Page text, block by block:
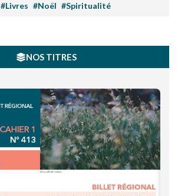
#Livres #Noël #Spiritualité
NOS TITRES